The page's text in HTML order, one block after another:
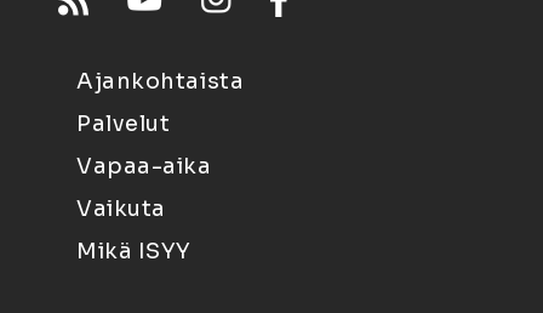
Ajankohtaista
Palvelut
Vapaa-aika
Vaikuta
Mikä ISYY